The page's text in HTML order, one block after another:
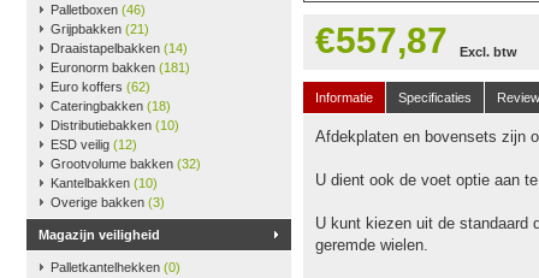
Palletboxen (46)
Grijpbakken (21)
Draaistapelbakken (14)
Euronorm bakken (181)
Euro koffers (62)
Cateringbakken (18)
Distributiebakken (10)
ESD veilig (12)
Grootvolume bakken (32)
Kantelbakken (10)
Overige bakken (3)
Magazijn veiligheid
Palletkantelhekken (0)
€557,87 Excl. btw
Informatie Specificaties
Afdekplaten en bovensets zijn
U dient ook de voet optie aan
U kunt kiezen uit de standaard
geremde wielen.